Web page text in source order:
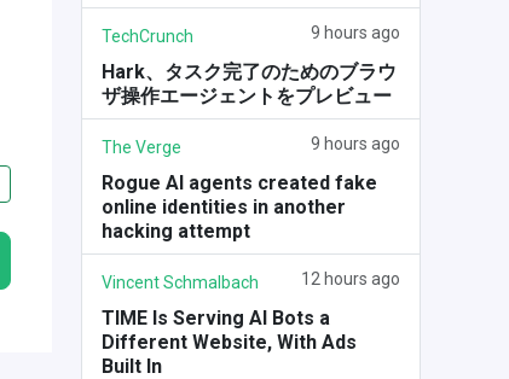
TechCrunch 9 hours ago
Hark、タスク完了のためのブラウ
ザ操作エージェントをプレビュー
The Verge 9 hours ago
Rogue AI agents created fake
online identities in another
hacking attempt
Vincent Schmalbach 12 hours ago
TIME Is Serving AI Bots a
Different Website, With Ads
Built In